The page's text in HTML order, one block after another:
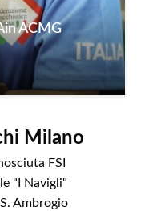
ACMG
Milano
FSI
"I Navigli"
Ambrogio